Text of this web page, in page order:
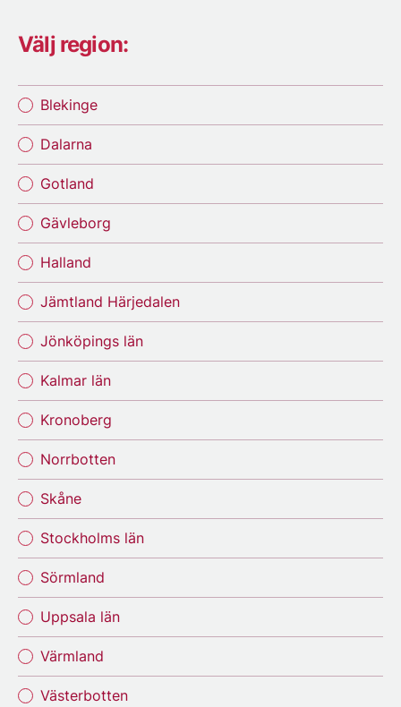
Välj region:
Blekinge
Dalarna
Gotland
Gävleborg
Halland
Jämtland Härjedalen
Jönköpings län
Kalmar län
Kronoberg
Norrbotten
Skåne
Stockholms län
Sörmland
Uppsala län
Värmland
Västerbotten